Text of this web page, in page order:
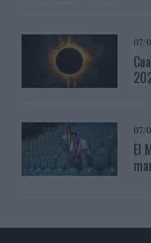
07/
07/
El